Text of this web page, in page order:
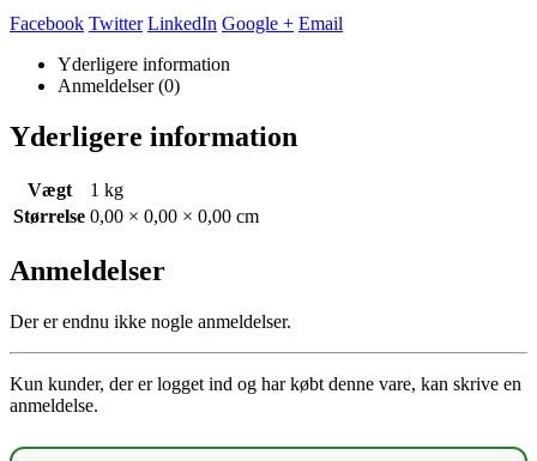
Facebook Twitter LinkedIn Google + Email
Yderligere information
Anmeldelser (0)
Yderligere information
Vægt
1 kg
Størrelse 0,00 × 0,00 × 0,00 cm
Anmeldelser
Der er endnu ikke nogle anmeldelser.
Kun kunder, der er logget ind og har købt denne vare, kan skrive en
anmeldelse.